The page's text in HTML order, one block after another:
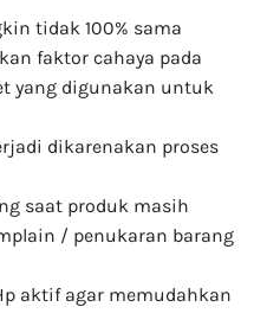
tidak 100% sama
faktor cahaya pada
yang digunakan untuk
dikarenakan proses
saat produk masih
/ penukaran barang
aktif agar memudahkan